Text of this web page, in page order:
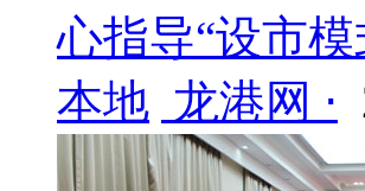
心指导“设市
本地 龙港网 ⋅